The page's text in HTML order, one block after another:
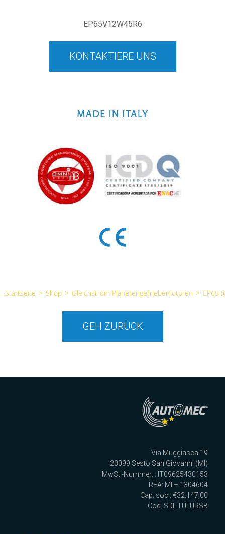
EP65V12W45R6
KONTAKTIERE UNS
Startseite > Shop > Gleichstrom Planetengetriebemotoren > EP65
GEH ZURÜCK
Via Muggiasca 19
20099 Sesto San Giovanni (MI)
MwSt.-Nummer: : IT09625430153
REA: MI – 1304604
Cap. soc.: €32.147,00
Cod. SDI: TULURSB